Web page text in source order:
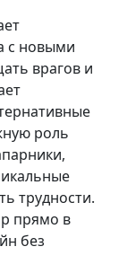
с новыми
врагов и
роль
трудности.
прямо в
без